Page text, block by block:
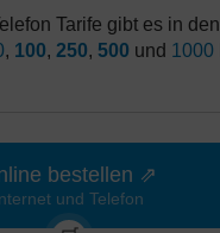
Tarife gibt es in den
, 100, 250, 500 und 1000
bestellen ⇗
und Telefon